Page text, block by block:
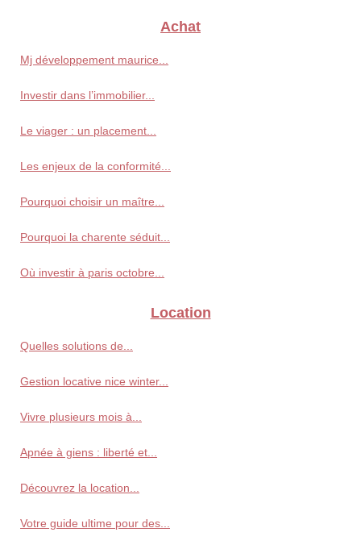
Achat
Mj développement maurice...
Investir dans l’immobilier...
Le viager : un placement...
Les enjeux de la conformité...
Pourquoi choisir un maître...
Pourquoi la charente séduit...
Où investir à paris octobre...
Location
Quelles solutions de...
Gestion locative nice winter...
Vivre plusieurs mois à...
Apnée à giens : liberté et...
Découvrez la location...
Votre guide ultime pour des...